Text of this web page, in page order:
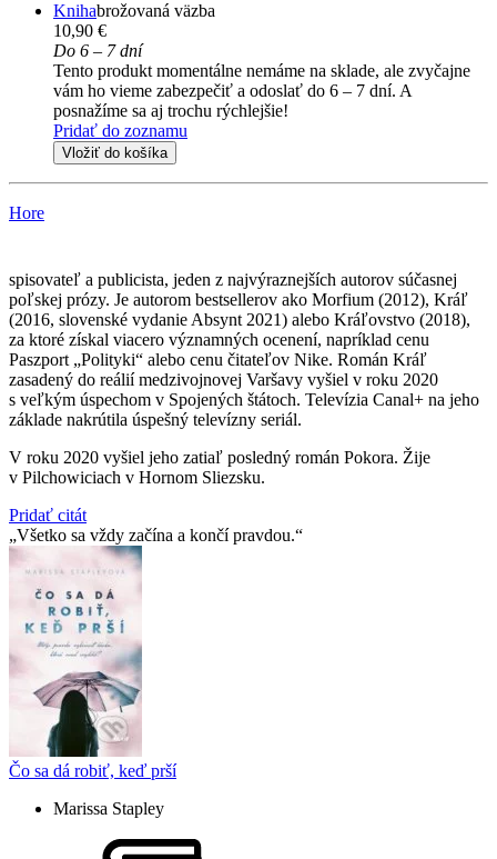
Knihabrožovaná väzba
10,90 €
Do 6 – 7 dní
Tento produkt momentálne nemáme na sklade, ale zvyčajne
vám ho vieme zabezpečiť a odoslať do 6 – 7 dní. A
posnažíme sa aj trochu rýchlejšie!
Pridať do zoznamu
Vložiť do košíka
Hore
spisovateľ a publicista, jeden z najvýraznejších autorov súčasnej
poľskej prózy. Je autorom bestsellerov ako Morfium (2012), Kráľ
(2016, slovenské vydanie Absynt 2021) alebo Kráľovstvo (2018),
za ktoré získal viacero významných ocenení, napríklad cenu
Paszport „Polityki“ alebo cenu čitateľov Nike. Román Kráľ
zasadený do reálií medzivojnovej Varšavy vyšiel v roku 2020
s veľkým úspechom v Spojených štátoch. Televízia Canal+ na jeho
základe nakrútila úspešný televízny seriál.
V roku 2020 vyšiel jeho zatiaľ posledný román Pokora. Žije
v Pilchowiciach v Hornom Sliezsku.
Pridať citát
Všetko sa vždy začína a končí pravdou.
Čo sa dá robiť, keď prší
Marissa Stapley